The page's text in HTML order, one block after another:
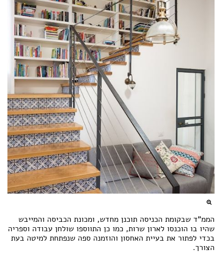
הממ"ד שבקומת הכניסה תוכנן מחדש, ומכונת הכביסה והמייבש
שהיו בו הוכנסו לארון שרות, כמו כן התווספו שולחן עבודה וספריה
בכדי לפתור את בעיית האחסון והוזמנה ספה שנפתחת למיטה בעת
הצורך.